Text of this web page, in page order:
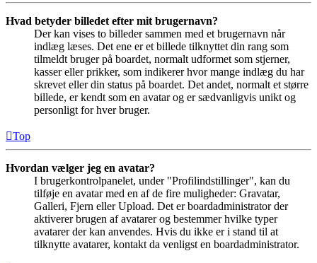
Hvad betyder billedet efter mit brugernavn?
Der kan vises to billeder sammen med et brugernavn når
indlæg læses. Det ene er et billede tilknyttet din rang som
tilmeldt bruger på boardet, normalt udformet som stjerner,
kasser eller prikker, som indikerer hvor mange indlæg du har
skrevet eller din status på boardet. Det andet, normalt et større
billede, er kendt som en avatar og er sædvanligvis unikt og
personligt for hver bruger.
Top
Hvordan vælger jeg en avatar?
I brugerkontrolpanelet, under "Profilindstillinger", kan du
tilføje en avatar med en af de fire muligheder: Gravatar,
Galleri, Fjern eller Upload. Det er boardadministrator der
aktiverer brugen af avatarer og bestemmer hvilke typer
avatarer der kan anvendes. Hvis du ikke er i stand til at
tilknytte avatarer, kontakt da venligst en boardadministrator.